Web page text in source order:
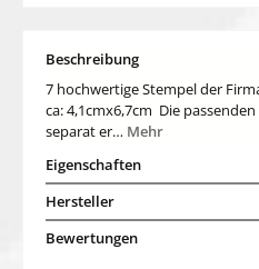
Beschreibung
7 hochwertige Stempel der
ca: 4,1cmx6,7cm Die
separat er… Mehr
Eigenschaften
Hersteller
Bewertungen